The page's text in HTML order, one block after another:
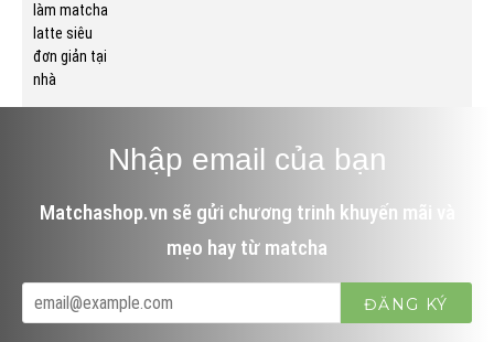
Nhập email của bạn
Matchashop.vn sẽ gửi chương trinh khuyến mãi và
mẹo hay từ matcha